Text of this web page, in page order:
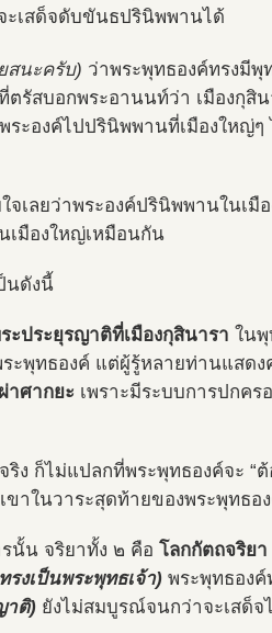
ะเสด็จดับขันธปรินิพพานได้
สนะครับ) ว่าพระพุทธองค์ทรงมี
รัสบอกพระอานนท์ว่า เมืองกุสิ
ะองค์ไปปรินิพพานที่เมืองใหญ่ๆ
เลยว่าพระองค์ปรินิพพานในเมื
เมืองใหญ่เหมือนกัน
นดังนี้
ะประยุรญาติที่เมืองกุสินารา ในพุ
ะพุทธองค์ แต่ผู้รู้หลายท่านแสดง
าศากยะ เพราะมีระบบการปกค
ง ก็ไม่แปลกที่พระพุทธองค์จะ “ต้
ขาในวาระสุดท้ายของพระพุทธอ
นั้น จริยาทั้ง ๒ คือ โลกกัตถจริยา
งเป็นพระพุทธเจ้า) พระพุทธอง
าติ) ยังไม่สมบูรณ์จนกว่าจะเสด็จ